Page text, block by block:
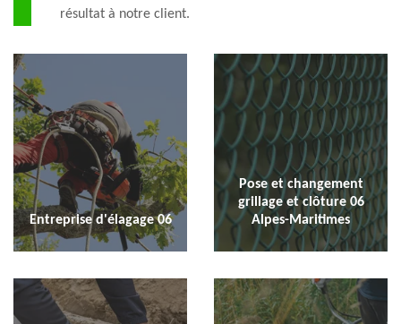
résultat à notre client.
Entreprise d'élagage 06
Pose et changement
grillage et clôture 06
Alpes-Maritimes